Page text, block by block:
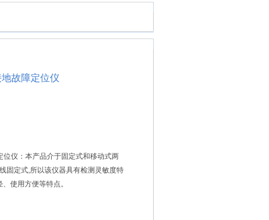
地故障定位仪
仪：本产品介于固定式和移动式两
固定式,所以该仪器具有检测灵敏度特
使用方便等特点。